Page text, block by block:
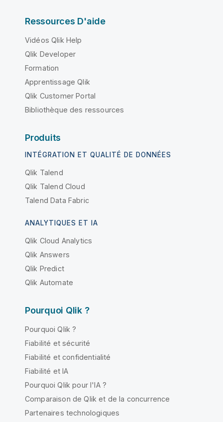
Ressources D'aide
Vidéos Qlik Help
Qlik Developer
Formation
Apprentissage Qlik
Qlik Customer Portal
Bibliothèque des ressources
Produits
INTÉGRATION ET QUALITÉ DE DONNÉES
Qlik Talend
Qlik Talend Cloud
Talend Data Fabric
ANALYTIQUES ET IA
Qlik Cloud Analytics
Qlik Answers
Qlik Predict
Qlik Automate
Pourquoi Qlik ?
Pourquoi Qlik ?
Fiabilité et sécurité
Fiabilité et confidentialité
Fiabilité et IA
Pourquoi Qlik pour l'IA ?
Comparaison de Qlik et de la concurrence
Partenaires technologiques